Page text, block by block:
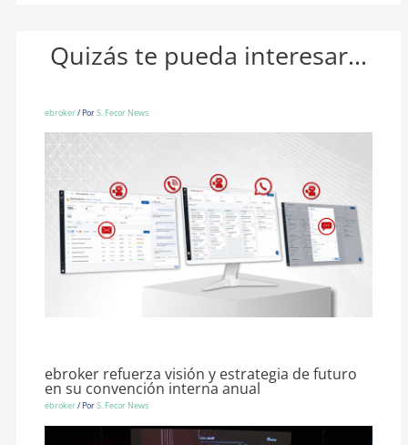
Quizás te pueda interesar...
ebroker/ PorS. Fecor News
ebroker refuerza visión y estrategia de futuro
en su convención interna anual
ebroker/ PorS. Fecor News